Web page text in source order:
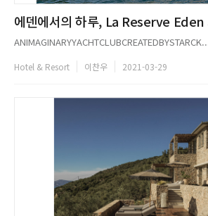
에덴에서의 하루, La Reserve
Hotel & Resort 이찬우 2021-03-29